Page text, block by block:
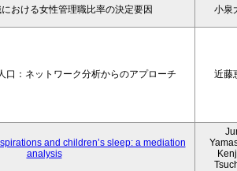
おける女性管理職比率の決定要因 小泉
口：ネットワーク分析からのアプローチ 近藤
and children’s sleep: a mediation
analysis